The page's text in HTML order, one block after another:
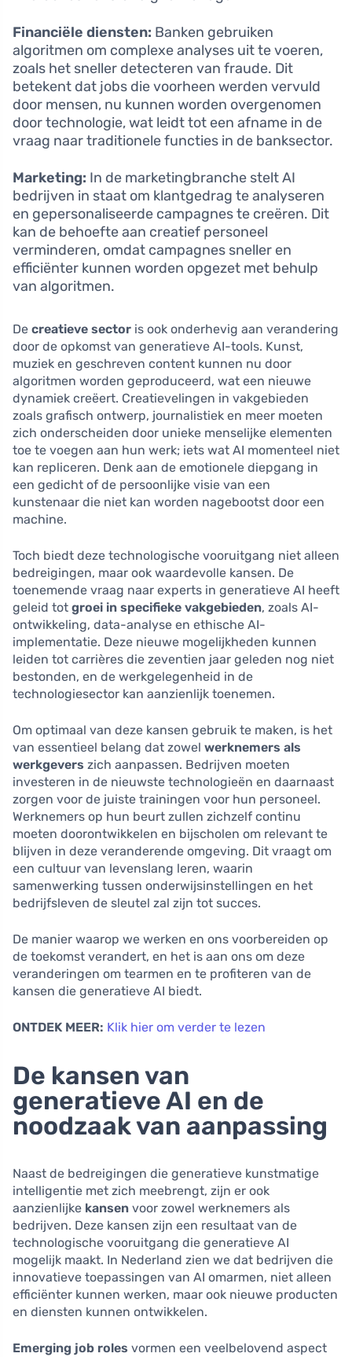
Financiële diensten: Banken gebruiken
algoritmen om complexe analyses uit te voeren,
zoals het sneller detecteren van fraude. Dit
betekent dat jobs die voorheen werden vervuld
door mensen, nu kunnen worden overgenomen
door technologie, wat leidt tot een afname in de
vraag naar traditionele functies in de banksector.
Marketing: In de marketingbranche stelt AI
bedrijven in staat om klantgedrag te analyseren
en gepersonaliseerde campagnes te creëren. Dit
kan de behoefte aan creatief personeel
verminderen, omdat campagnes sneller en
efficiënter kunnen worden opgezet met behulp
van algoritmen.
De creatieve sector is ook onderhevig aan verandering
door de opkomst van generatieve AI-tools. Kunst,
muziek en geschreven content kunnen nu door
algoritmen worden geproduceerd, wat een nieuwe
dynamiek creëert. Creatievelingen in vakgebieden
zoals grafisch ontwerp, journalistiek en meer moeten
zich onderscheiden door unieke menselijke elementen
toe te voegen aan hun werk; iets wat AI momenteel niet
kan repliceren. Denk aan de emotionele diepgang in
een gedicht of de persoonlijke visie van een
kunstenaar die niet kan worden nagebootst door een
machine.
Toch biedt deze technologische vooruitgang niet alleen
bedreigingen, maar ook waardevolle kansen. De
toenemende vraag naar experts in generatieve AI heeft
geleid tot groei in specifieke vakgebieden, zoals AI-
ontwikkeling, data-analyse en ethische AI-
implementatie. Deze nieuwe mogelijkheden kunnen
leiden tot carrières die zeventien jaar geleden nog niet
bestonden, en de werkgelegenheid in de
technologiesector kan aanzienlijk toenemen.
Om optimaal van deze kansen gebruik te maken, is het
van essentieel belang dat zowel werknemers als
werkgevers zich aanpassen. Bedrijven moeten
investeren in de nieuwste technologieën en daarnaast
zorgen voor de juiste trainingen voor hun personeel.
Werknemers op hun beurt zullen zichzelf continu
moeten doorontwikkelen en bijscholen om relevant te
blijven in deze veranderende omgeving. Dit vraagt om
een cultuur van levenslang leren, waarin
samenwerking tussen onderwijsinstellingen en het
bedrijfsleven de sleutel zal zijn tot succes.
De manier waarop we werken en ons voorbereiden op
de toekomst verandert, en het is aan ons om deze
veranderingen om tearmen en te profiteren van de
kansen die generatieve AI biedt.
ONTDEK MEER: Klik hier om verder te lezen
De kansen van
generatieve AI en de
noodzaak van aanpassing
Naast de bedreigingen die generatieve kunstmatige
intelligentie met zich meebrengt, zijn er ook
aanzienlijke kansen voor zowel werknemers als
bedrijven. Deze kansen zijn een resultaat van de
technologische vooruitgang die generatieve AI
mogelijk maakt. In Nederland zien we dat bedrijven die
innovatieve toepassingen van AI omarmen, niet alleen
efficiënter kunnen werken, maar ook nieuwe producten
en diensten kunnen ontwikkelen.
Emerging job roles vormen een veelbelovend aspect